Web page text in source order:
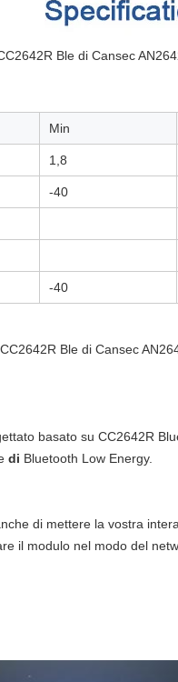
Ble di Cansec
Min
1,8
-40
-40
Ble di Cansec
basato su CC2642R
di Bluetooth Low Energy.
di mettere la vostra
il modulo nel modo del